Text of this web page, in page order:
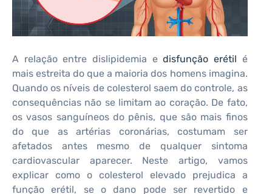
A relação entre dislipidemia edisfunção erétil é
mais estreita do que a maioria dos homens imagina.
Quando os níveis de colesterol saem do controle, as
consequências não se limitam ao coração. De fato,
os vasos sanguíneos do pênis, que são mais finos
do que as artérias coronárias, costumam ser
afetados antes mesmo de qualquer sintoma
cardiovascular aparecer. Neste artigo, vamos
explicar como o colesterol elevado prejudica a
função erétil, se o dano pode ser revertido e